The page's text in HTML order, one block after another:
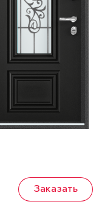
Заказать